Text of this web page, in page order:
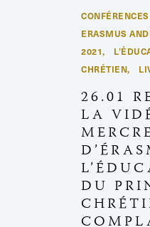
CONFÉRENCES
ERASMUS
2021,
CHRÉTIEN,
26.01
LA
DU